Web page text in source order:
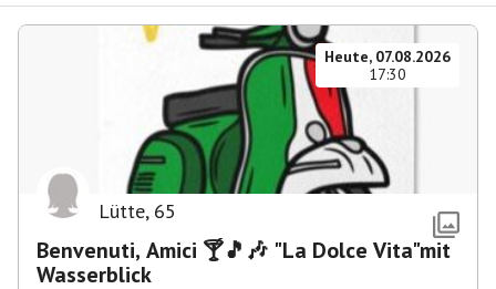
Heute, 07.08.2026
17:30
Lütte, 65
Benvenuti, Amici 🍸🎵🎶 "La Dolce Vita"mit
Wasserblick